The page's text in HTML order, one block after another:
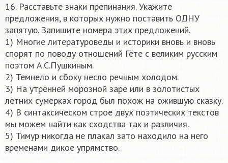
16. Расставьте знаки препинания. Укажите
предложения, в которых нужно поставить ОДНУ
запятую. Запишите номера этих предложений.
1) Многие литературоведы и историки вновь и вновь
спорят по поводу отношений Гёте с великим русским
поэтом А.С.Пушкиным.
2) Темнело и сбоку несло речным холодом.
3) На утренней морозной заре или в золотистых
летних сумерках город был похож на ожившую сказку.
4) В синтаксическом строе двух поэтических текстов
мы можем найти как сходства так и различия.
5) Тимур никогда не плакал зато находило на него
временами дикое упрямство.